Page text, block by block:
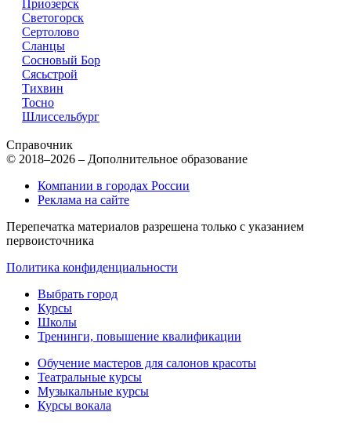
Приозерск
Светогорск
Сертолово
Сланцы
Сосновый Бор
Сясьстрой
Тихвин
Тосно
Шлиссельбург
Справочник
© 2018–2026 – Дополнительное образование
Компании в городах России
Реклама на сайте
Перепечатка материалов разрешена только с указанием
первоисточника
Политика конфиденциальности
Выбрать город
Курсы
Школы
Тренинги, повышение квалификации
Обучение мастеров для салонов красоты
Театральные курсы
Музыкальные курсы
Курсы вокала